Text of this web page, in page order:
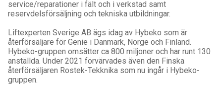
service/reparationer i fält och i verkstad samt
reservdelsförsäljning och tekniska utbildningar.
Liftexperten Sverige AB ägs idag av Hybeko som är
återförsäljare för Genie i Danmark, Norge och Finland.
Hybeko-gruppen omsätter ca 800 miljoner och har runt 130
anställda. Under 2021 förvärvades även den Finska
återförsäljaren Rostek-Tekknika som nu ingår i Hybeko-
gruppen.